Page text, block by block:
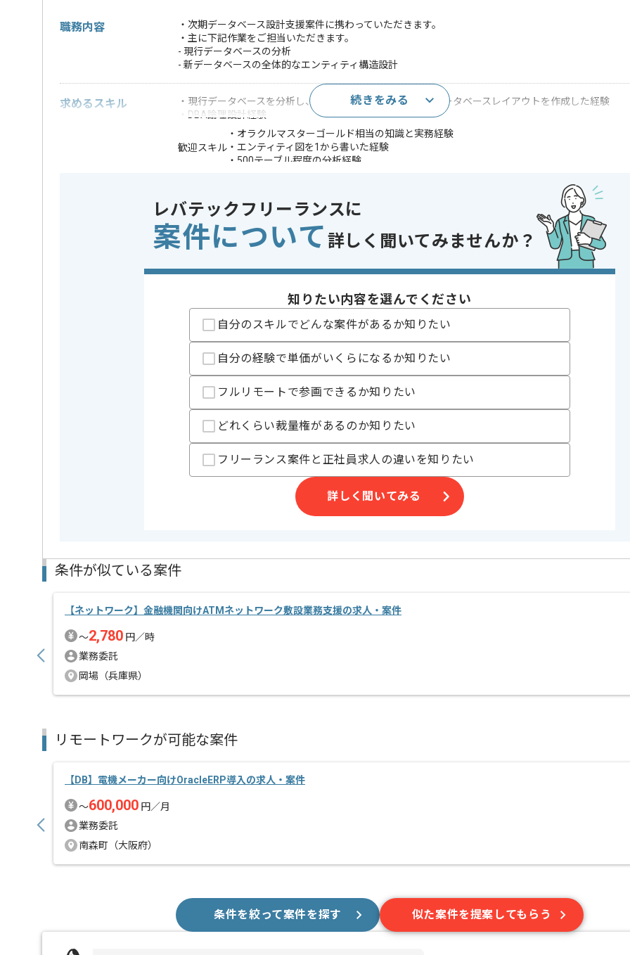
職務内容
・次期データベース設計支援案件に携わっていただきます。
・主に下記作業をご担当いただきます。
- 現行データベースの分析
- 新データベースの全体的なエンティティ構造設計
求めるスキル
・現行データベースを分析し、正規化、非正規化含めた新データベースレイアウトを作成した経験
・DBA論理設計経験
歓迎スキル
・オラクルマスターゴールド相当の知識と実務経験
・エンティティ図を1から書いた経験
・500テーブル程度の分析経験
この案件で扱う技術 DB Oracle
精算基準時間
140時間〜180時間
15日
週5日常駐での作業を想定しております。
取引実績のある企業の案件です。
これまでの経験を活かしてご活躍いただけます。
長期案件ですので腰を据えて作業されたい方におすすめです。
続きをみる
レバテックフリーランスに
案件について 詳しく聞いてみませんか？
知りたい内容を選んでください
自分のスキルでどんな案件があるか知りたい
自分の経験で単価がいくらになるか知りたい
フルリモートで参画できるか知りたい
どれくらい裁量権があるのか知りたい
フリーランス案件と正社員求人の違いを知りたい
詳しく聞いてみる
条件が似ている案件
【ネットワーク】金融機関向けATMネットワーク敷設業務支援の求人・案件
〜2,780 円／時
業務委託
岡場（兵庫県）
リモートワークが可能な案件
【DB】電機メーカー向けOracleERP導入の求人・案件
〜600,000 円／月
業務委託
南森町（大阪府）
条件を絞って案件を探す 似た案件を提案してもらう